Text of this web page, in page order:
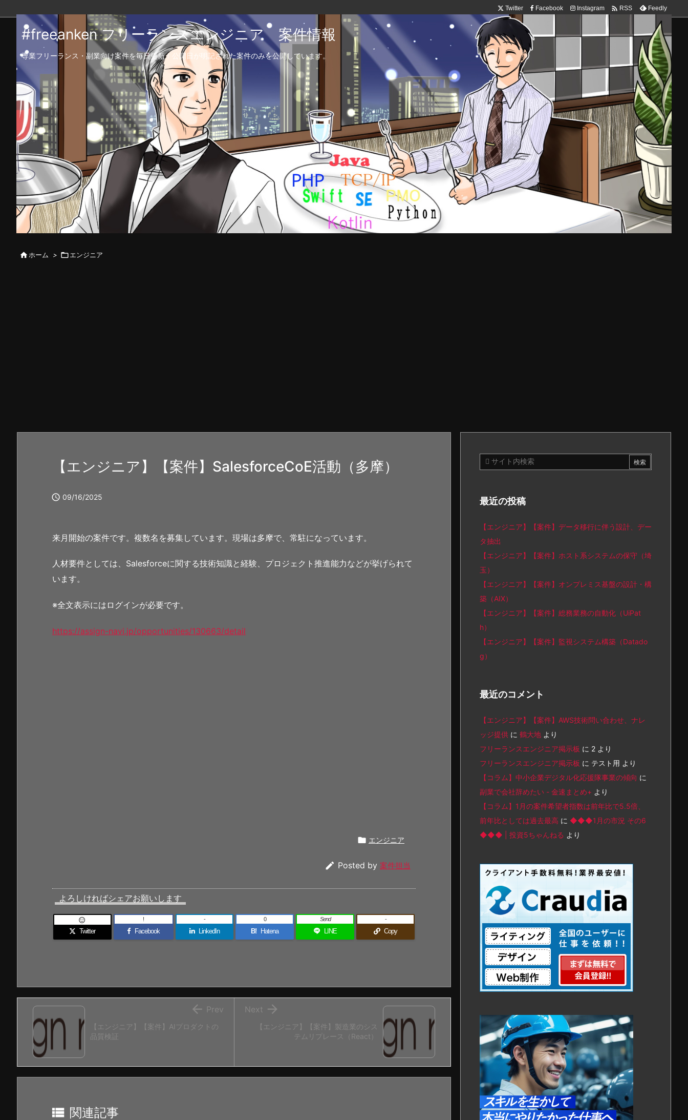
Twitter Facebook Instagram  RSS Feedly
#freeanken フリーランスエンジニア 案件情報
専業フリーランス・副業向け案件を毎日更新！公開日が明記された案件のみを公開しています。
 ホーム > エンジニア
【エンジニア】【案件】SalesforceCoE活動（多摩）
 09/16/2025
来月開始の案件です。複数名を募集しています。現場は多摩で、常駐になっています。
人材要件としては、Salesforceに関する技術知識と経験、プロジェクト推進能力などが挙げられて
います。
※全文表示にはログインが必要です。
https://assign-navi.jp/opportunities/130663/detail
 エンジニア
 Posted by 案件担当
よろしければシェアお願いします
Twitter

Facebook
!
LinkedIn
-
B! Hatena
0
LINE
Send
Copy
-
【エンジニア】【案件】製造業のシス
テムリプレース（React）

Next
【エンジニア】【案件】AIプロダクトの
品質検証
 Prev
 関連記事
最近の投稿
【エンジニア】【案件】データ移行に伴う設計、デー
タ抽出
【エンジニア】【案件】ホスト系システムの保守（埼
玉）
【エンジニア】【案件】オンプレミス基盤の設計・構
築（AIX）
【エンジニア】【案件】総務業務の自動化（UiPat
h）
【エンジニア】【案件】監視システム構築（Datado
g）
最近のコメント
【エンジニア】【案件】AWS技術問い合わせ、ナレ
ッジ提供 に 鶴大地 より
フリーランスエンジニア掲示板 に 2 より
フリーランスエンジニア掲示板 に テスト用 より
【コラム】中小企業デジタル化応援隊事業の傾向 に
副業で会社辞めたい - 金速まとめ+ より
【コラム】1月の案件希望者指数は前年比で5.5倍、
前年比としては過去最高 に ◆◆◆1月の市況 その6
◆◆◆ | 投資5ちゃんねる より